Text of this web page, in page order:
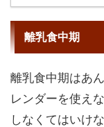
離乳食中期
離乳食中期はあ
レンダーを使え
しなくてはいけ